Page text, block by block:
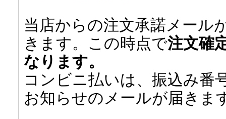
当店からの注文承諾メール
きます。この時点で注文確
なります。
コンビニ払いは、振込み番
お知らせのメールが届きま